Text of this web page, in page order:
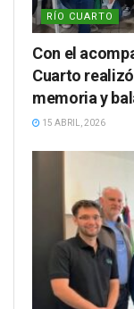
RÍO CUARTO
Con el
Cuarto
memoria y
15 ABRIL, 2026